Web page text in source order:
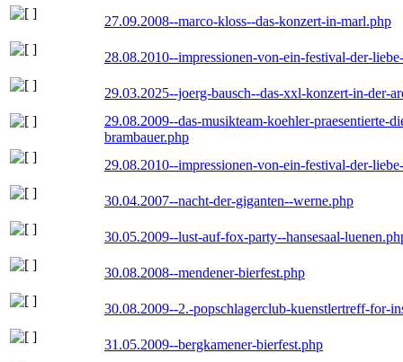
27.09.2008--marco-kloss--das-konzert-in-marl.php
28.08.2010--impressionen-von-ein-festival-der-
29.03.2025--joerg-bausch--das-xxl-konzert-in-der-
29.08.2009--das-musikteam-koehler-praesentierte-
brambauer.php
29.08.2010--impressionen-von-ein-festival-der-
30.04.2007--nacht-der-giganten--werne.php
30.05.2009--lust-auf-fox-party--hansesaal-
30.08.2008--mendener-bierfest.php
30.08.2009--2.-popschlagerclub-kuenstlertreff-for-
31.05.2009--bergkamener-bierfest.php